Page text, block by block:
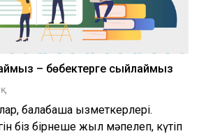
– бөбектерге сыйлаймыз
балабақша қызметкерлері.
біз бірнеше жыл мәпелеп, күтіп